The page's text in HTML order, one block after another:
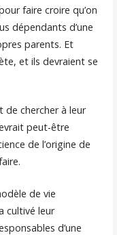
faire croire qu’on
dépendants d’une
parents. Et
et ils devraient se
de chercher à leur
peut-être
de l’origine de
de vie
cultivé leur
d’une